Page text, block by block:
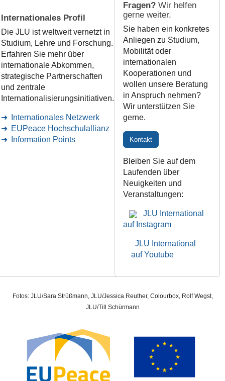
Internationales Profil
Die JLU ist weltweit vernetzt in
Studium, Lehre und Forschung.
Erfahren Sie mehr über
internationale Abkommen,
strategische Partnerschaften
und zentrale
Internationalisierungsinitiativen.
Internationales Netzwerk
EUPeace Hochschulallianz
Information Points
Fragen?Wir helfen
gerne weiter.
Sie haben ein konkretes
Anliegen zu Studium,
Mobilität oder
internationalen
Kooperationen und
wollen unsere Beratung
in Anspruch nehmen?
Wir unterstützen Sie
gerne.
Kontakt
Bleiben Sie auf dem
Laufenden über
Neuigkeiten und
Veranstaltungen:
JLU International
auf Instagram
JLU International
auf Youtube
Fotos: JLU/Sara Strüßmann, JLU/Jessica Reuther, Colourbox, Rolf Wegst,
JLU/Till Schürmann